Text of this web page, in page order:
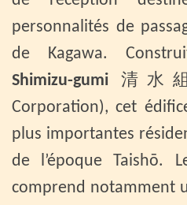
personnalités de
de Kagawa.
Shimizu-gumi 清水組
Corporation), cet
plus importantes
de l’époque Taishō.
comprend notamment